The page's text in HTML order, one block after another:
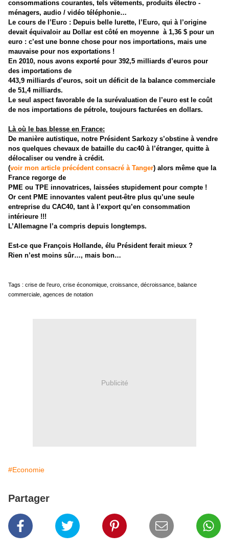
consommations courantes, tels vêtements, produits électro -
ménagers, audio / vidéo téléphonie…
Le cours de l’Euro : Depuis belle lurette, l’Euro, qui à l’origine
devait équivaloir au Dollar est côté en moyenne à 1,36 $ pour un
euro : c’est une bonne chose pour nos importations, mais une
mauvaise pour nos exportations !
En 2010, nous avons exporté pour 392,5 milliards d’euros pour
des importations de
443,9 milliards d’euros, soit un déficit de la balance commerciale
de 51,4 milliards.
Le seul aspect favorable de la surévaluation de l’euro est le coût
de nos importations de pétrole, toujours facturées en dollars.
Là où le bas blesse en France:
De manière autistique, notre Président Sarkozy s’obstine à vendre
nos quelques chevaux de bataille du cac40 à l’étranger, quitte à
délocaliser ou vendre à crédit.
(voir mon article précédent consacré à Tanger) alors même que la
France regorge de
PME ou TPE innovatrices, laissées stupidement pour compte !
Or cent PME innovantes valent peut-être plus qu’une seule
entreprise du CAC40, tant à l’export qu’en consommation
intérieure !!!
L’Allemagne l’a compris depuis longtemps.
Est-ce que François Hollande, élu Président ferait mieux ?
Rien n’est moins sûr…, mais bon…
Tags : crise de l’euro, crise économique, croissance, décroissance, balance
commerciale, agences de notation
Publicité
#Economie
Partager